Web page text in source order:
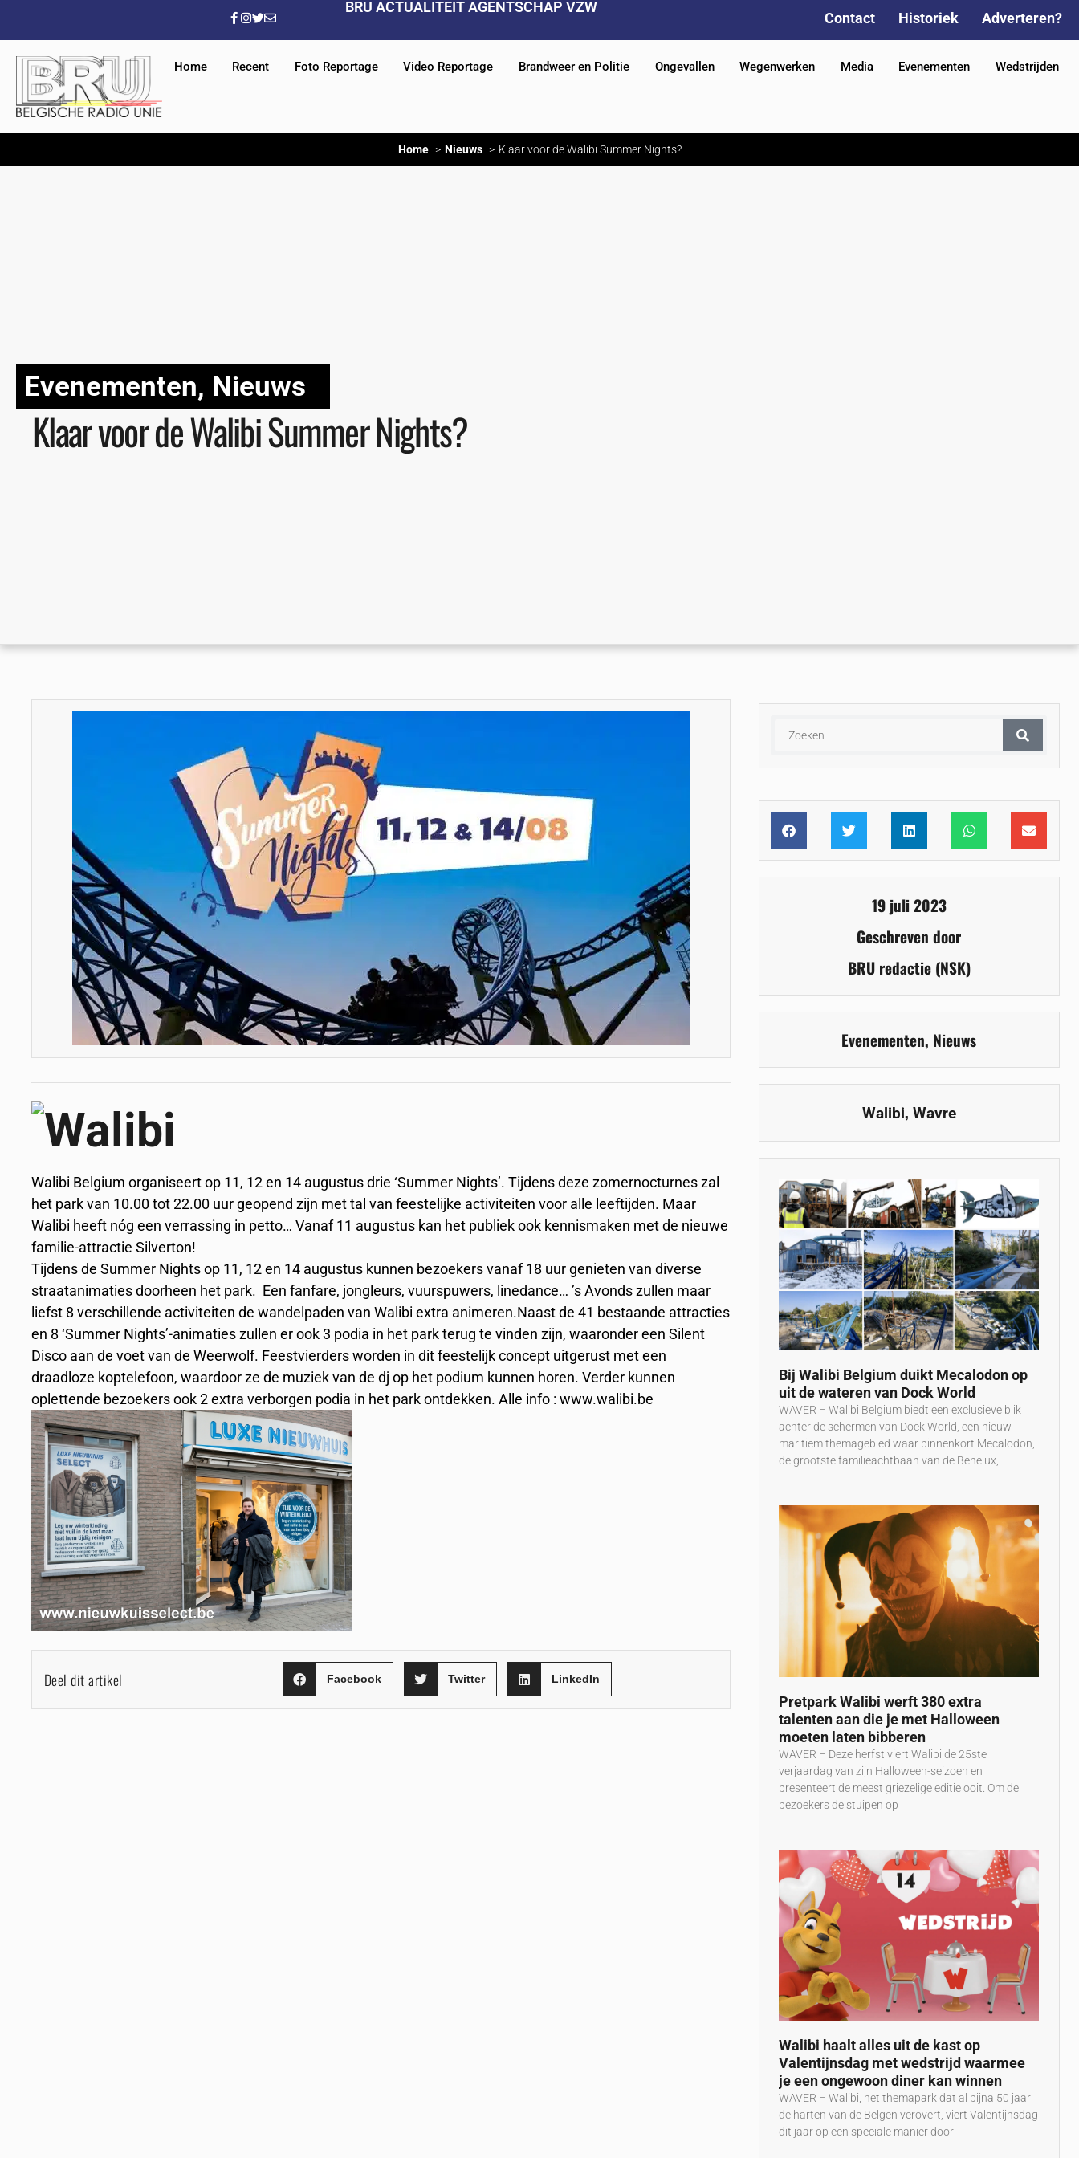
BRU ACTUALITEIT AGENTSCHAP VZW
Contact Historiek Adverteren?
Home Recent Foto Reportage Video Reportage Brandweer en Politie Ongevallen Wegenwerken Media Evenementen Wedstrijden
Home Nieuws Klaar voor de Walibi Summer Nights?
Evenementen, Nieuws
Klaar voor de Walibi Summer Nights?
Walibi Belgium organiseert op 11, 12 en 14 augustus drie ‘Summer Nights’. Tijdens deze zomernocturnes zal
het park van 10.00 tot 22.00 uur geopend zijn met tal van feestelijke activiteiten voor alle leeftijden. Maar
Walibi heeft nóg een verrassing in petto… Vanaf 11 augustus kan het publiek ook kennismaken met de nieuwe
familie-attractie Silverton!
Tijdens de Summer Nights op 11, 12 en 14 augustus kunnen bezoekers vanaf 18 uur genieten van diverse
straatanimaties doorheen het park. ​ Een fanfare, jongleurs, vuurspuwers, linedance… ’s Avonds zullen maar
liefst 8 verschillende activiteiten de wandelpaden van Walibi extra animeren.Naast de 41 bestaande attracties
en 8 ‘Summer Nights’-animaties zullen er ook 3 podia in het park terug te vinden zijn, waaronder een Silent
Disco aan de voet van de Weerwolf. Feestvierders worden in dit feestelijk concept uitgerust met een
draadloze koptelefoon, waardoor ze de muziek van de dj op het podium kunnen horen. Verder kunnen
oplettende bezoekers ook 2 extra verborgen podia in het park ontdekken. Alle info : www.walibi.be
Deel dit artikel Facebook Twitter LinkedIn
19 juli 2023
Geschreven door
BRU redactie (NSK)
Evenementen, Nieuws
Walibi, Wavre
Bij Walibi Belgium duikt Mecalodon op
uit de wateren van Dock World
WAVER – Walibi Belgium biedt een exclusieve blik
achter de schermen van Dock World, een nieuw
maritiem themagebied waar binnenkort Mecalodon,
de grootste familieachtbaan van de Benelux,
Pretpark Walibi werft 380 extra
talenten aan die je met Halloween
moeten laten bibberen
WAVER – Deze herfst viert Walibi de 25ste
verjaardag van zijn Halloween-seizoen en
presenteert de meest griezelige editie ooit. Om de
bezoekers de stuipen op
Walibi haalt alles uit de kast op
Valentijnsdag met wedstrijd waarmee
je een ongewoon diner kan winnen
WAVER – Walibi, het themapark dat al bijna 50 jaar
de harten van de Belgen verovert, viert Valentijnsdag
dit jaar op een speciale manier door